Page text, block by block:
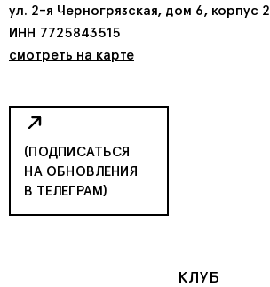
ул. 2-я Черногрязская, дом 6, корпус 2
ИНН 7725843515
смотреть на карте
(ПОДПИСАТЬСЯ
НА ОБНОВЛЕНИЯ
В ТЕЛЕГРАМ)
КЛУБ